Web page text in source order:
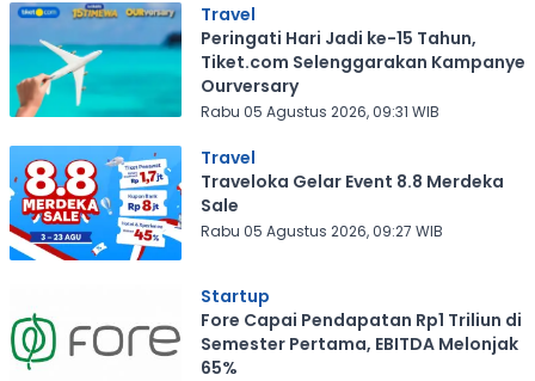
Travel
Peringati Hari Jadi ke-15 Tahun,
Tiket.com Selenggarakan Kampanye
Ourversary
Rabu 05 Agustus 2026, 09:31 WIB
Travel
Traveloka Gelar Event 8.8 Merdeka
Sale
Rabu 05 Agustus 2026, 09:27 WIB
Startup
Fore Capai Pendapatan Rp1 Triliun di
Semester Pertama, EBITDA Melonjak
65%